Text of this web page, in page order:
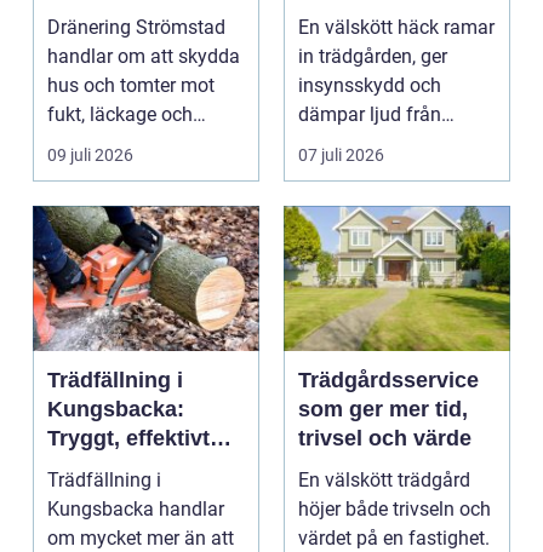
tryggare
husgrunder
Dränering Strömstad
handlar om att skydda
hus och tomter mot
fukt, läckage och
l&arin...
09 juli 2026
snygg häck året
runt
En välskött häck ramar
in trädgården, ger
insynsskydd och
dämpar ljud från
vägen. Samtidigt kan
häck...
07 juli 2026
Trädfällning i
Kungsbacka:
Tryggt, effektivt
och med omtanke
om hela tomten
Trädfällning i
Kungsbacka handlar
om mycket mer än att
Trädgårdsservice
som ger mer tid,
trivsel och värde
En välskött trädgård
höjer både trivseln och
värdet på en fastighet.